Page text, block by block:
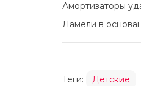
Амортизаторы
Ламели в
Теги: Детские